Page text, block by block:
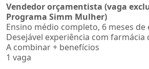
Vendedor orçamentista (vaga
Programa Simm Mulher)
Ensino médio completo, 6 meses de
Desejável experiência com farmácia
A combinar + benefícios
1 vaga